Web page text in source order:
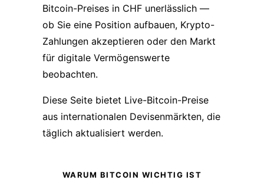
Bitcoin-Preises in CHF unerlässlich —
ob Sie eine Position aufbauen, Krypto-
Zahlungen akzeptieren oder den Markt
für digitale Vermögenswerte
beobachten.
Diese Seite bietet Live-Bitcoin-Preise
aus internationalen Devisenmärkten, die
täglich aktualisiert werden.
WARUM BITCOIN WICHTIG IST